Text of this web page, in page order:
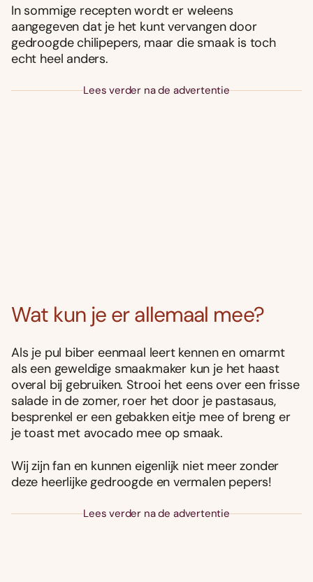
In sommige recepten wordt er weleens
aangegeven dat je het kunt vervangen door
gedroogde chilipepers, maar die smaak is toch
echt heel anders.
Lees verder na de advertentie
Wat kun je er allemaal mee?
Als je pul biber eenmaal leert kennen en omarmt
als een geweldige smaakmaker kun je het haast
overal bij gebruiken. Strooi het eens over een frisse
salade in de zomer, roer het door je pastasaus,
besprenkel er een gebakken eitje mee of breng er
je toast met avocado mee op smaak.
Wij zijn fan en kunnen eigenlijk niet meer zonder
deze heerlijke gedroogde en vermalen pepers!
Lees verder na de advertentie